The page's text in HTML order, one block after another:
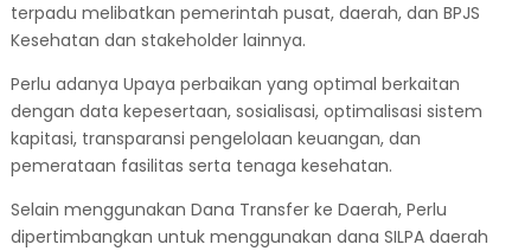
terpadu melibatkan pemerintah pusat, daerah, dan BPJS
Kesehatan dan stakeholder lainnya.
Perlu adanya Upaya perbaikan yang optimal berkaitan
dengan data kepesertaan, sosialisasi, optimalisasi sistem
kapitasi, transparansi pengelolaan keuangan, dan
pemerataan fasilitas serta tenaga kesehatan.
Selain menggunakan Dana Transfer ke Daerah, Perlu
dipertimbangkan untuk menggunakan dana SILPA daerah